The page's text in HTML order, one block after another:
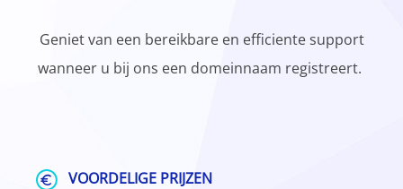
Geniet van een bereikbare en efficiente support
wanneer u bij ons een domeinnaam registreert.
VOORDELIGE PRIJZEN